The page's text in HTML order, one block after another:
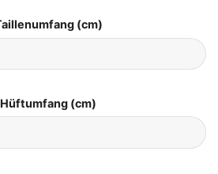
(cm)
(cm)